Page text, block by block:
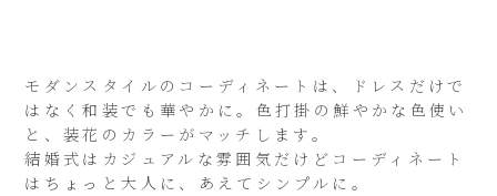
モダンスタイルのコーディネートは、ドレスだけで
はなく和装でも華やかに。色打掛の鮮やかな色使い
と、装花のカラーがマッチします。
結婚式はカジュアルな雰囲気だけどコーディネート
はちょっと大人に、あえてシンプルに。